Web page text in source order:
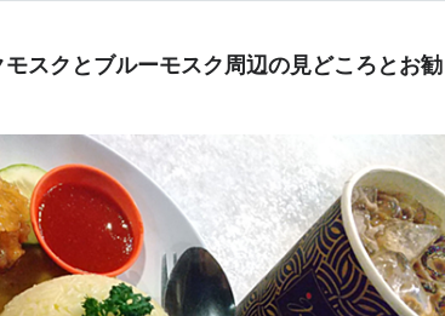
モスクとブルーモスク周辺の見どころとお勧